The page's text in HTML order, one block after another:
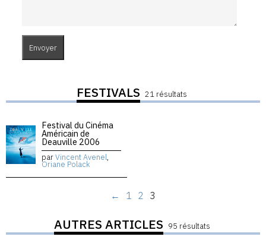
FESTIVALS 21 résultats
Festival du Cinéma
Américain de
Deauville 2006
parVincent Avenel,
Oriane Polack
← 1 2 3
AUTRES ARTICLES 95 résultats